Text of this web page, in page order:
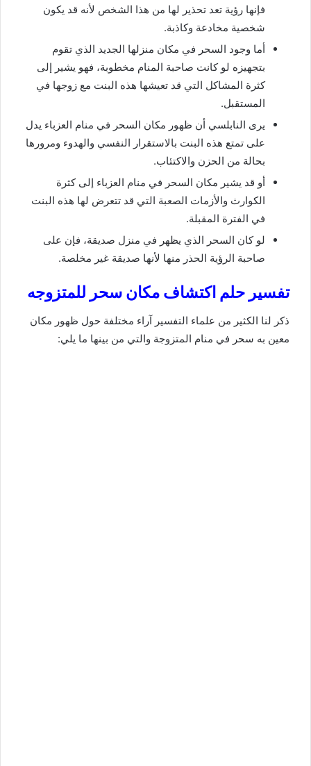
فإنها رؤية تعد تحذير لها من هذا الشخص لأنه قد يكون
شخصية مخادعة وكاذبة.
أما وجود السحر في مكان منزلها الجديد الذي تقوم
بتجهيزه لو كانت صاحبة المنام مخطوبة، فهو يشير إلى
كثرة المشاكل التي قد تعيشها هذه البنت مع زوجها في
المستقبل.
يرى النابلسي أن ظهور مكان السحر في منام العزباء يدل
على تمتع هذه البنت بالاستقرار النفسي والهدوء ومرورها
بحالة من الحزن والاكتئاب.
أو قد يشير مكان السحر في منام العزباء إلى كثرة
الكوارث والأزمات الصعبة التي قد تتعرض لها هذه البنت
في الفترة المقبلة.
لو كان السحر الذي يظهر في منزل صديقة، فإن على
صاحبة الرؤية الحذر منها لأنها صديقة غير مخلصة.
تفسير حلم اكتشاف مكان سحر للمتزوجه
ذكر لنا الكثير من علماء التفسير آراء مختلفة حول ظهور مكان
معين به سحر في منام المتزوجة والتي من بينها ما يلي: